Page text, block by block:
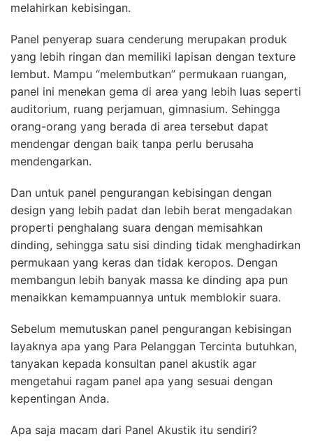
melahirkan kebisingan.
Panel penyerap suara cenderung merupakan produk
yang lebih ringan dan memiliki lapisan dengan texture
lembut. Mampu “melembutkan” permukaan ruangan,
panel ini menekan gema di area yang lebih luas seperti
auditorium, ruang perjamuan, gimnasium. Sehingga
orang-orang yang berada di area tersebut dapat
mendengar dengan baik tanpa perlu berusaha
mendengarkan.
Dan untuk panel pengurangan kebisingan dengan
design yang lebih padat dan lebih berat mengadakan
properti penghalang suara dengan memisahkan
dinding, sehingga satu sisi dinding tidak menghadirkan
permukaan yang keras dan tidak keropos. Dengan
membangun lebih banyak massa ke dinding apa pun
menaikkan kemampuannya untuk memblokir suara.
Sebelum memutuskan panel pengurangan kebisingan
layaknya apa yang Para Pelanggan Tercinta butuhkan,
tanyakan kepada konsultan panel akustik agar
mengetahui ragam panel apa yang sesuai dengan
kepentingan Anda.
Apa saja macam dari Panel Akustik itu sendiri?